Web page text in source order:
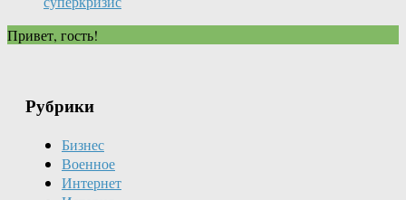
Привет, гость!
Рубрики
Бизнес
Военное
Интернет